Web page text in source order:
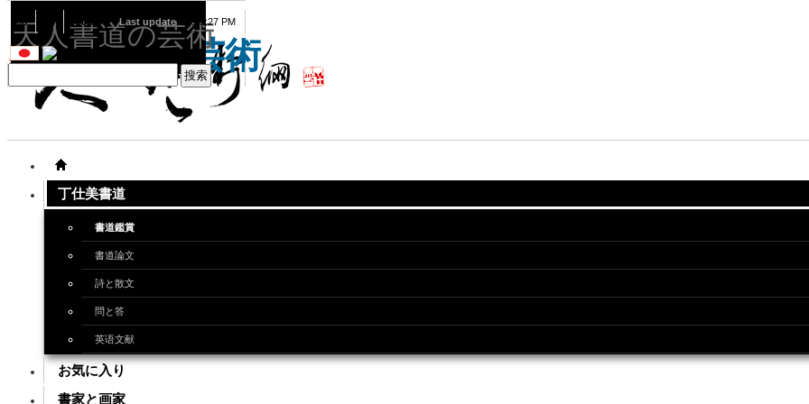
天人書道の芸術
丁仕美書道
書道鑑賞
書道論文
詩と散文
問と答
英语文献
お気に入り
書家と画家
08 08 2026 Last update 08:15:27 PM
天人書道の芸術